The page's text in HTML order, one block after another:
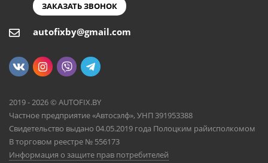
ЗАКАЗАТЬ ЗВОНОК
autofixby@gmail.com
2019 - 2026 © AUTOFIX.BY
Частное предприятие «Автосэлф», УНП 391953388
Свидетельство выдано 04.05.2019 года Полоцким райисполкомом
В торговом реестре № 556173
Информация о защите прав потребителей